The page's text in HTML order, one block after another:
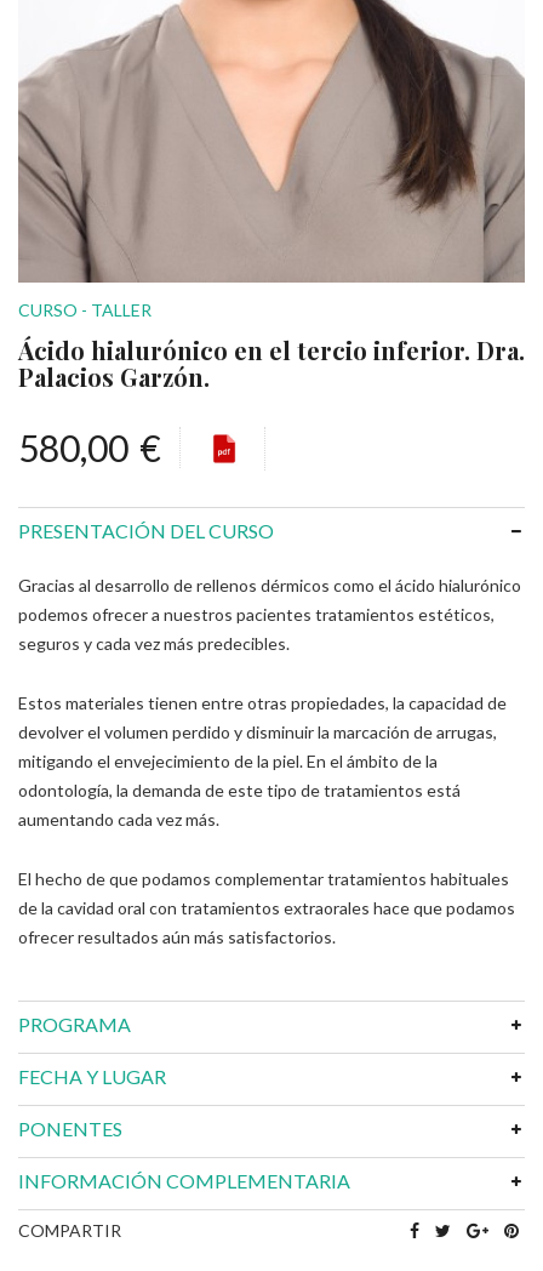
CURSO - TALLER
Ácido hialurónico en el tercio inferior. Dra.
Palacios Garzón.
580,00 €
PRESENTACIÓN DEL CURSO
Gracias al desarrollo de rellenos dérmicos como el ácido hialurónico
podemos ofrecer a nuestros pacientes tratamientos estéticos,
seguros y cada vez más predecibles.
Estos materiales tienen entre otras propiedades, la capacidad de
devolver el volumen perdido y disminuir la marcación de arrugas,
mitigando el envejecimiento de la piel. En el ámbito de la
odontología, la demanda de este tipo de tratamientos está
aumentando cada vez más.
El hecho de que podamos complementar tratamientos habituales
de la cavidad oral con tratamientos extraorales hace que podamos
ofrecer resultados aún más satisfactorios.
PROGRAMA
FECHA Y LUGAR
PONENTES
INFORMACIÓN COMPLEMENTARIA
COMPARTIR